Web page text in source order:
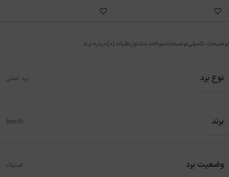
توضیحات تکمیلیتوضیحاتسوالات متداولنظرات (0) درباره برند
نوع برد برد اصلی
برند bosch
وضعیت برد استوک